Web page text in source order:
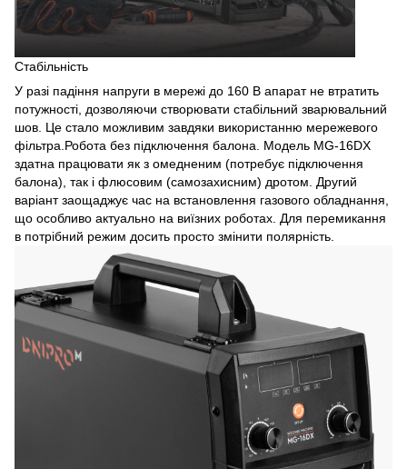
Стабільність
У разі падіння напруги в мережі до 160 В апарат не втратить
потужності, дозволяючи створювати стабільний зварювальний
шов. Це стало можливим завдяки використанню мережевого
фільтра.Робота без підключення балона. Модель MG-16DX
здатна працювати як з омедненим (потребує підключення
балона), так і флюсовим (самозахисним) дротом. Другий
варіант заощаджує час на встановлення газового обладнання,
що особливо актуально на виїзних роботах. Для перемикання
в потрібний режим досить просто змінити полярність.